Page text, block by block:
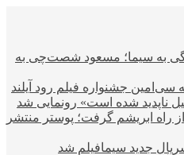
به سیما؛ مسعود شصت‌چی به
ناپدید شده است» رونمایی شد
«مینا» ۲ جایزه از راه ابریشم گرفت؛ پوستر منتشر
جدید سیمافیلم شد